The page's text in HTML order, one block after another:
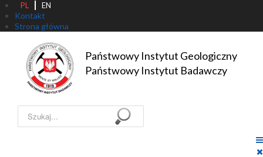
PL EN
Kontakt
Strona główna
Państwowy Instytut Geologiczny
Państwowy Instytut Badawczy
Szukaj...